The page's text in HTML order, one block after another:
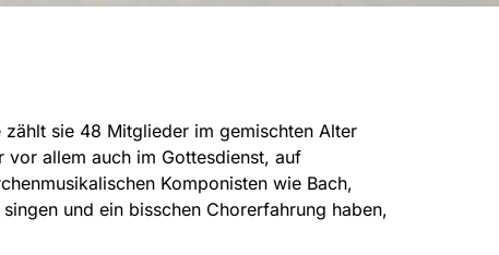
sie 48 Mitglieder im gemischten Alter
allem auch im Gottesdienst, auf
Komponisten wie Bach,
und ein bisschen Chorerfahrung haben,